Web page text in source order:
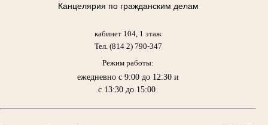
Канцелярия по гражданским делам
кабинет 104, 1 этаж
Тел. (814 2) 790-347
Режим работы:
ежедневно с 9:00 до 12:30 и
с 13:30 до 15:00